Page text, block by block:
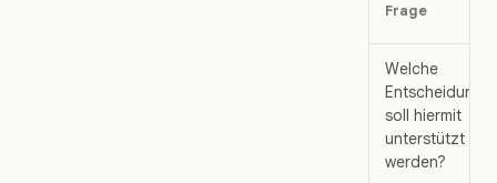
Frage
Welche
Entscheidung
soll hiermit
unterstützt
werden?